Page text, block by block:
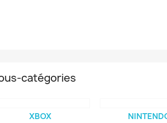
catégories
XBOX